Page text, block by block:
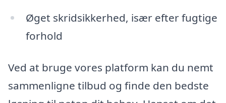
Øget skridsikkerhed, især efter fugtige
forhold
Ved at bruge vores platform kan du nemt
sammenligne tilbud og finde den bedste